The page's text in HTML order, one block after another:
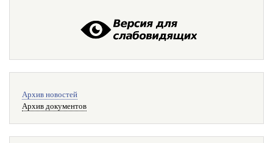
поиска
Архив новостей
Архив документов